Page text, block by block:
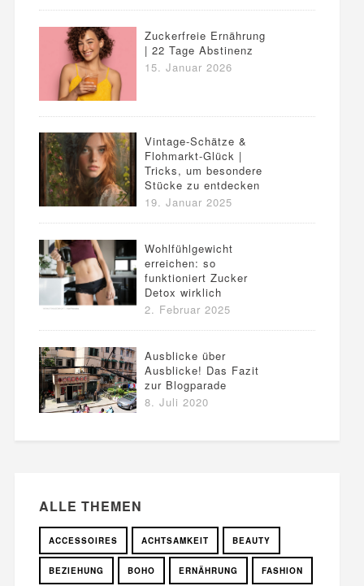
Zuckerfreie Ernährung
| 22 Tage Abstinenz
15. Januar 2026
Vintage-Schätze &
Flohmarkt-Glück |
Tricks, um besondere
Stücke zu entdecken
19. Januar 2025
Wohlfühlgewicht
erreichen: so
funktioniert Zucker
Detox wirklich
2. Februar 2025
Ausblicke über
Ausblicke! Das Fazit
zur Blogparade
8. Juli 2020
ALLE THEMEN
ACCESSOIRES ACHTSAMKEIT BEAUTY
BEZIEHUNG BOHO ERNÄHRUNG FASHION